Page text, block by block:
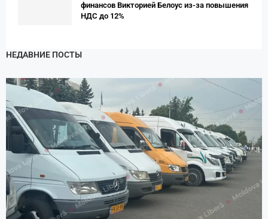
финансов Викторией Белоус из-за повышения
НДС до 12%
НЕДАВНИЕ ПОСТЫ